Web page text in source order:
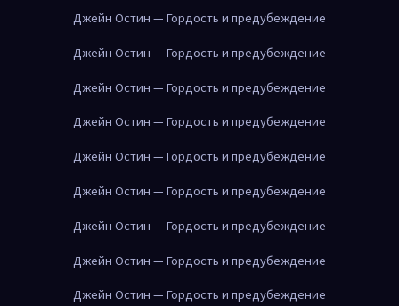
Джейн Остин — Гордость и предубеждение
Джейн Остин — Гордость и предубеждение
Джейн Остин — Гордость и предубеждение
Джейн Остин — Гордость и предубеждение
Джейн Остин — Гордость и предубеждение
Джейн Остин — Гордость и предубеждение
Джейн Остин — Гордость и предубеждение
Джейн Остин — Гордость и предубеждение
Джейн Остин — Гордость и предубеждение